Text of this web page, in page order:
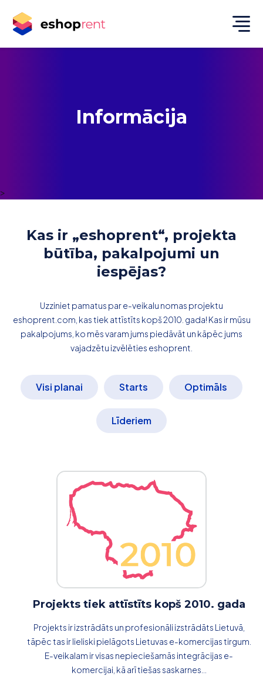
Informācija
>
Kas ir „eshoprent“, projekta
būtība, pakalpojumi un
iespējas?
Uzziniet pamatus par e-veikalu nomas projektu
eshoprent.com, kas tiek attīstīts kopš 2010. gada! Kas ir mūsu
pakalpojums, ko mēs varam jums piedāvāt un kāpēc jums
vajadzētu izvēlēties eshoprent.
Visi planai Starts Optimāls
Līderiem
Projekts tiek attīstīts kopš 2010. gada
Projekts ir izstrādāts un profesionāli izstrādāts Lietuvā,
tāpēc tas ir lieliski pielāgots Lietuvas e-komercijas tirgum.
E-veikalam ir visas nepieciešamās integrācijas e-
komercijai, kā arī tiešas saskarnes...